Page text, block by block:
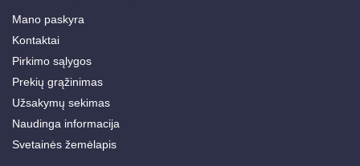
Mano paskyra
Kontaktai
Pirkimo sąlygos
Prekių grąžinimas
Užsakymų sekimas
Naudinga informacija
Svetainės žemėlapis